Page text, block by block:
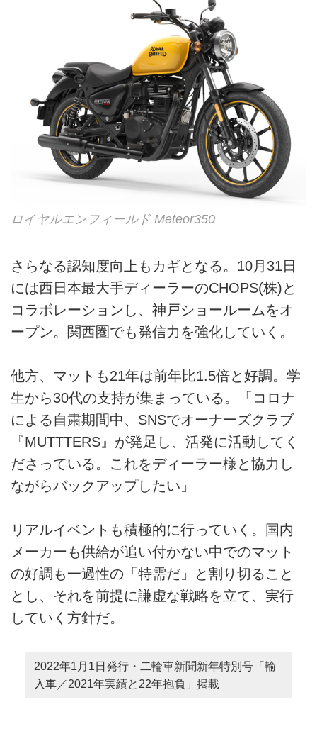
ロイヤルエンフィールド Meteor350
さらなる認知度向上もカギとなる。10月31日
には西日本最大手ディーラーのCHOPS(株)と
コラボレーションし、神戸ショールームをオ
ープン。関西圏でも発信力を強化していく。
他方、マットも21年は前年比1.5倍と好調。学
生から30代の支持が集まっている。「コロナ
による自粛期間中、SNSでオーナーズクラブ
『MUTTTERS』が発足し、活発に活動してく
ださっている。これをディーラー様と協力し
ながらバックアップしたい」
リアルイベントも積極的に行っていく。国内
メーカーも供給が追い付かない中でのマット
の好調も一過性の「特需だ」と割り切ること
とし、それを前提に謙虚な戦略を立て、実行
していく方針だ。
2022年1月1日発行・二輪車新聞新年特別号「輸
入車／2021年実績と22年抱負」掲載